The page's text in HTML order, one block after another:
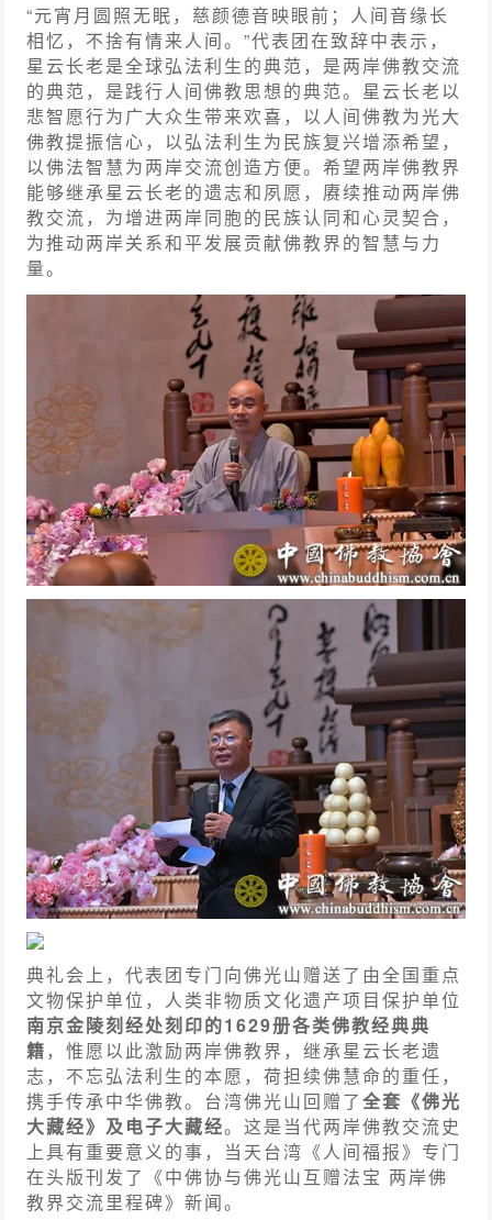
“元宵月圆照无眠，慈颜德音映眼前；人间音缘长
相忆，不捨有情来人间。”代表团在致辞中表示，
星云长老是全球弘法利生的典范，是两岸佛教交流
的典范，是践行人间佛教思想的典范。星云长老以
悲智愿行为广大众生带来欢喜，以人间佛教为光大
佛教提振信心，以弘法利生为民族复兴增添希望，
以佛法智慧为两岸交流创造方便。希望两岸佛教界
能够继承星云长老的遗志和夙愿，赓续推动两岸佛
教交流，为增进两岸同胞的民族认同和心灵契合，
为推动两岸关系和平发展贡献佛教界的智慧与力
量。
典礼会上，代表团专门向佛光山赠送了由全国重点
文物保护单位，人类非物质文化遗产项目保护单位
南京金陵刻经处刻印的1629册各类佛教经典典
籍 ，惟愿以此激励两岸佛教界，继承星云长老遗
志，不忘弘法利生的本愿，荷担续佛慧命的重任，
携手传承中华佛教。台湾佛光山回赠了全套《佛光
大藏经》及电子大藏经。这是当代两岸佛教交流史
上具有重要意义的事，当天台湾《人间福报》专门
在头版刊发了《中佛协与佛光山互赠法宝 两岸佛
教界交流里程碑》新闻。